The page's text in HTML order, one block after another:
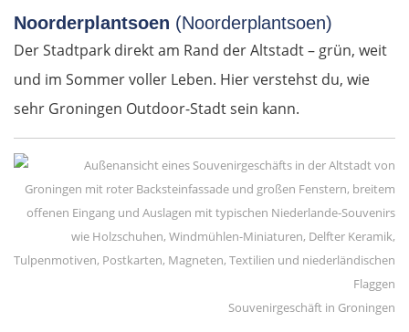
Noorderplantsoen (Noorderplantsoen)
Der Stadtpark direkt am Rand der Altstadt – grün, weit
und im Sommer voller Leben. Hier verstehst du, wie
sehr Groningen Outdoor-Stadt sein kann.
Souvenirgeschäft in Groningen